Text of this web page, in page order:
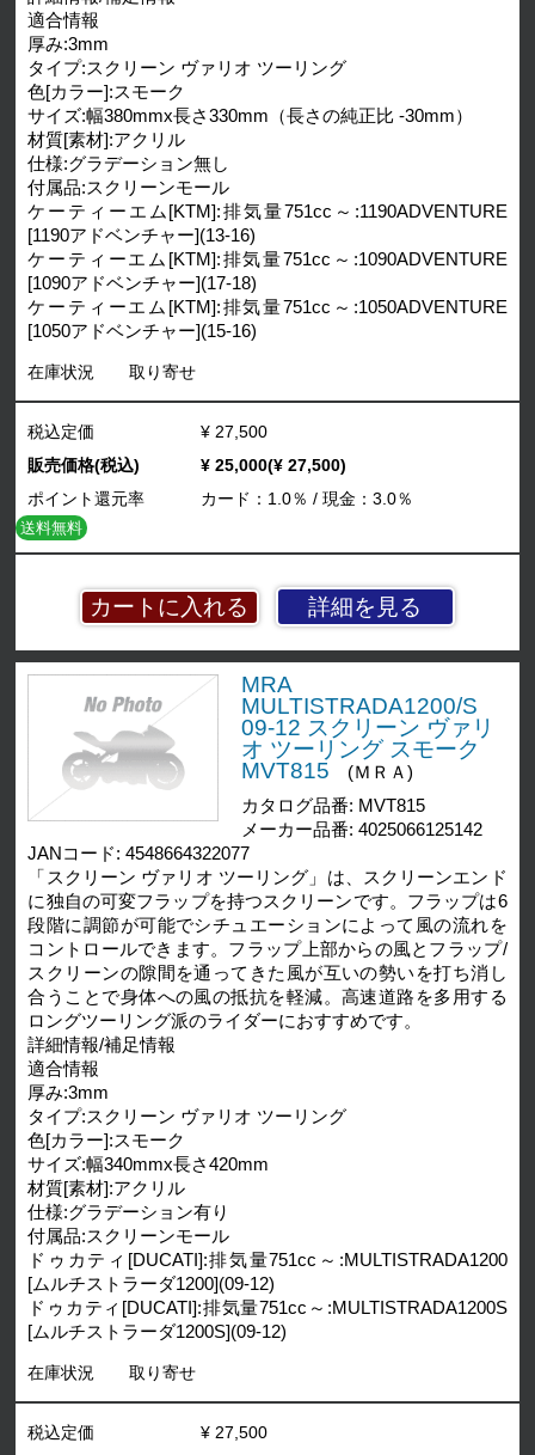
適合情報
厚み:3mm
タイプ:スクリーン ヴァリオ ツーリング
色[カラー]:スモーク
サイズ:幅380mmx長さ330mm（長さの純正比 -30mm）
材質[素材]:アクリル
仕様:グラデーション無し
付属品:スクリーンモール
ケーティーエム[KTM]:排気量751cc～:1190ADVENTURE
[1190アドベンチャー](13-16)
ケーティーエム[KTM]:排気量751cc～:1090ADVENTURE
[1090アドベンチャー](17-18)
ケーティーエム[KTM]:排気量751cc～:1050ADVENTURE
[1050アドベンチャー](15-16)
在庫状況 取り寄せ
詳細を見る
税込定価
¥ 27,500
販売価格(税込)
¥ 25,000(¥ 27,500)
ポイント還元率
カード：1.0％ / 現金：3.0％
送料無料
MRA
MULTISTRADA1200/S
09-12 スクリーン ヴァリ
オ ツーリング スモーク
MVT815
(ＭＲＡ)
カタログ品番: MVT815
メーカー品番: 4025066125142
JANコード: 4548664322077
「スクリーン ヴァリオ ツーリング」は、スクリーンエンド
に独自の可変フラップを持つスクリーンです。フラップは6
段階に調節が可能でシチュエーションによって風の流れを
コントロールできます。フラップ上部からの風とフラップ/
スクリーンの隙間を通ってきた風が互いの勢いを打ち消し
合うことで身体への風の抵抗を軽減。高速道路を多用する
ロングツーリング派のライダーにおすすめです。
詳細情報/補足情報
適合情報
厚み:3mm
タイプ:スクリーン ヴァリオ ツーリング
色[カラー]:スモーク
サイズ:幅340mmx長さ420mm
材質[素材]:アクリル
仕様:グラデーション有り
付属品:スクリーンモール
ドゥカティ[DUCATI]:排気量751cc～:MULTISTRADA1200
[ムルチストラーダ1200](09-12)
ドゥカティ[DUCATI]:排気量751cc～:MULTISTRADA1200S
[ムルチストラーダ1200S](09-12)
在庫状況 取り寄せ
税込定価
¥ 27,500